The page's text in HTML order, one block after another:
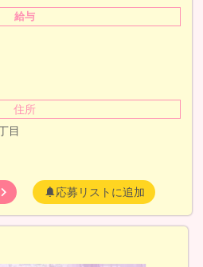
給与
住所
目
応募リストに追加